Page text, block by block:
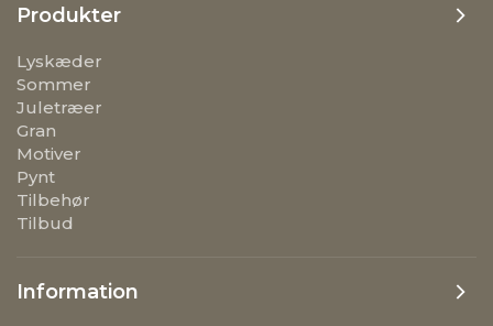
Produkter
Lyskæder
Sommer
Juletræer
Gran
Motiver
Pynt
Tilbehør
Tilbud
Information